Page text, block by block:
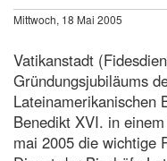
Mittwoch, 18 Mai 2005
Vatikanstadt
Gründungsjubiläums
Lateinamerikanischen
Benedikt XVI. in
mai 2005 die wichtige